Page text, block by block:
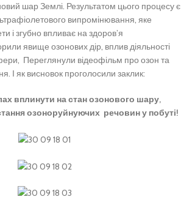
шар Землі. Результатом цього процесу є
випромінювання, яке
і згубно впливає на здоров’я
явище озонових дір, вплив діяльності
Переглянули відеофільм про озон та
І як висновок проголосили заклик:
вплинути на стан озонового шару,
озоноруйнуючих речовин у побуті!